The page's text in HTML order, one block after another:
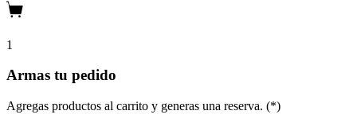
1
Armas tu pedido
Agregas productos al carrito y generas una reserva. (*)